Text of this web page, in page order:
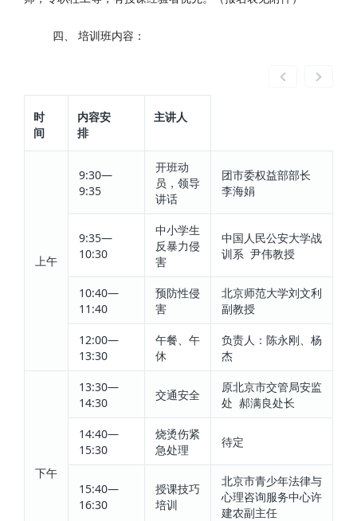
四、 培训班内容：
时
间
内容安
排
主讲人
上午
9:30—
9:35
开班动
员，领导
讲话
团市委权益部部长
李海娟
9:35—
10:30
中小学生
反暴力侵
害
中国人民公安大学战
训系 尹伟教授
10:40—
11:40
预防性侵
害
北京师范大学刘文利
副教授
12:00—
13:30
午餐、午
休
负责人：陈永刚、杨
杰
下午
13:30—
14:30
交通安全
原北京市交管局安监
处 郝满良处长
14:40—
15:30
烧烫伤紧
急处理
待定
15:40—
16:30
授课技巧
培训
北京市青少年法律与
心理咨询服务中心许
建农副主任